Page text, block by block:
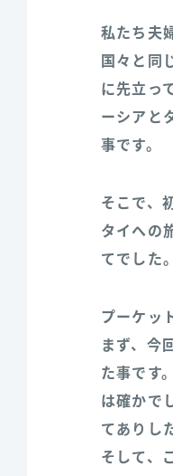
私たち夫
国々と同
に先立っ
ーシアと
事です。
そこで、
タイへの
てでした
プーケッ
まず、今
た事です
は確かで
てありし
そして、